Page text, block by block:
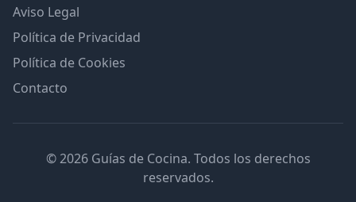
Aviso Legal
Política de Privacidad
Política de Cookies
Contacto
© 2026 Guías de Cocina. Todos los derechos
reservados.